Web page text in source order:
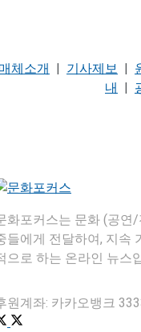
체소개 | 기사제보 |
내 |
화포커스는 문화 (공연
들에게 전달하여, 지속
으로 하는 온라인 뉴스
원계좌: 카카오뱅크